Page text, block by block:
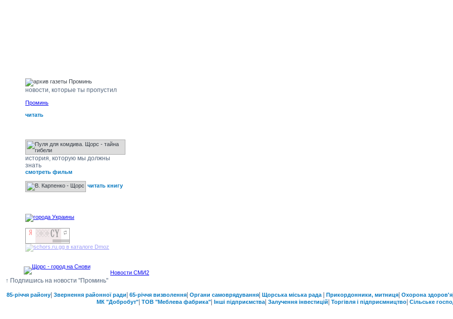
новости, которые ты пропустил
Проминь
читать
история, которую мы должны
знать
смотреть фильм
читать книгу
↑ Подпишись на новости "Проминь"
Новости СМИ2
85-річчя району| Звернення районної ради 65-річчя визволення| Органи самоврядування| Щорська міська рада Прикордонники, митниця| Охорона здоров'я|
МК "Добробут" ТОВ "Меблева фабрика" Інші підприємства| Залучення інвестицій Торгівля і підприємництво Сільське